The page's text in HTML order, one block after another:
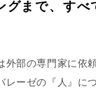
グまで、すべ
外部の専門家に依
レーゼの『人』に